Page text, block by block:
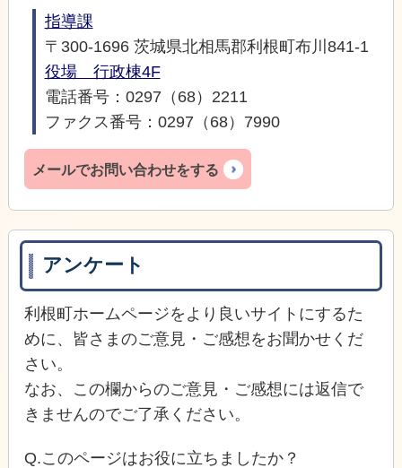
指導課
〒300-1696 茨城県北相馬郡利根町布川841-1
役場 行政棟4F
電話番号：0297（68）2211
ファクス番号：0297（68）7990
メールでお問い合わせをする
アンケート
利根町ホームページをより良いサイトにするた
めに、皆さまのご意見・ご感想をお聞かせくだ
さい。
なお、この欄からのご意見・ご感想には返信で
きませんのでご了承ください。
Q.このページはお役に立ちましたか？